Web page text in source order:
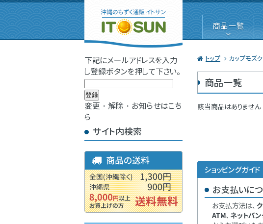
商品一覧
トップ カップモズク
商品一覧
該当商品はありません
下記にメールアドレスを入力
し登録ボタンを押して下さい。
変更・解除・お知らせはこち
ら
サイト内検索